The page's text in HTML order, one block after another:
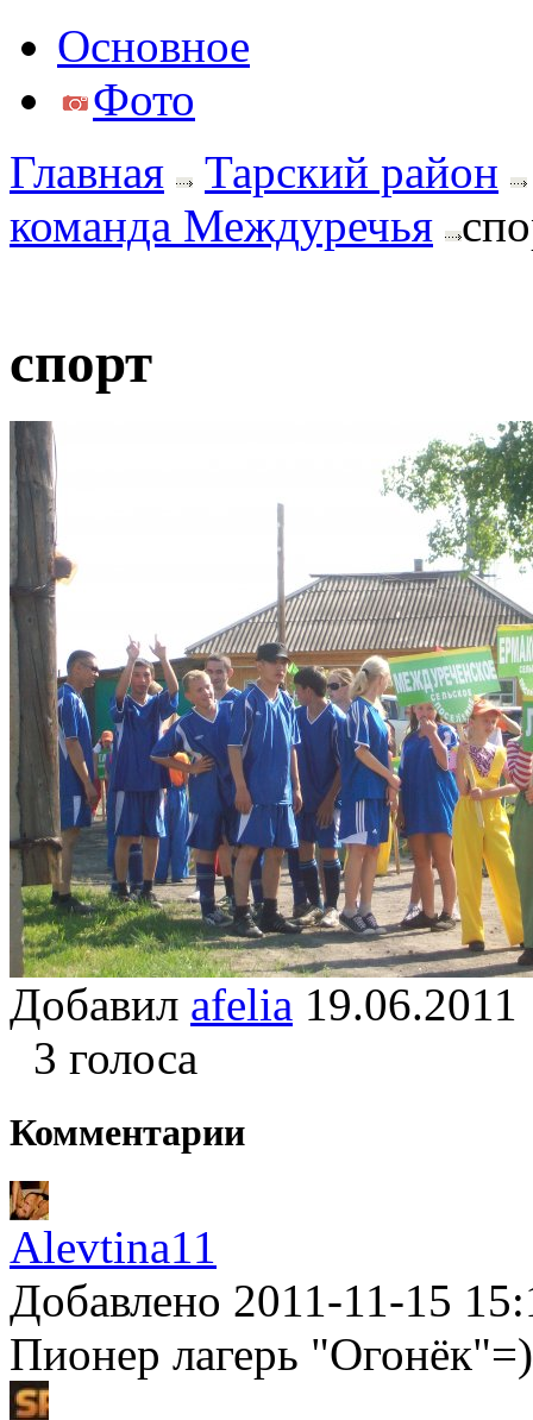
Основное
Фото
Главная
Тарский район
команда Междуречья
спорт
Добавил afelia
3 голоса
Комментарии
Alevtina11
Добавлено 2011-11-15
Пионер лагерь